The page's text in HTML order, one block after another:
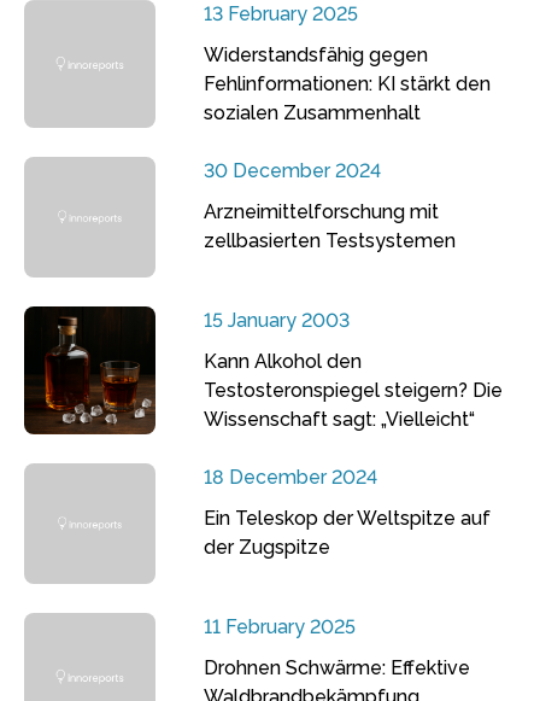
13 February 2025
Widerstandsfähig gegen
Fehlinformationen: KI stärkt den
sozialen Zusammenhalt
30 December 2024
Arzneimittelforschung mit
zellbasierten Testsystemen
15 January 2003
Kann Alkohol den
Testosteronspiegel steigern? Die
Wissenschaft sagt: „Vielleicht“
18 December 2024
Ein Teleskop der Weltspitze auf
der Zugspitze
11 February 2025
Drohnen Schwärme: Effektive
Waldbrandbekämpfung